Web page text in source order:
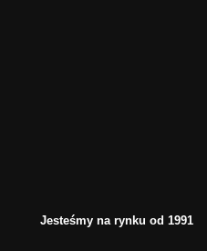
Jesteśmy na rynku od 1991